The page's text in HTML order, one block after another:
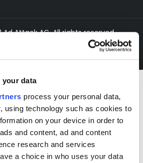
your data
process your personal data,
using technology such as cookies to
on your device in order to
and content, ad and content
research and services
a choice in who uses your data
Attack AG. All rights reserved